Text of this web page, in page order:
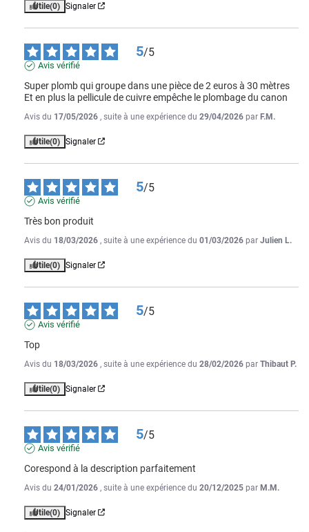
Utile(0) Signaler
5/5
Avis vérifié
Super plomb qui groupe dans une pièce de 2 euros à 30 mètres
Et en plus la pellicule de cuivre empêche le plombage du canon
Avis du 17/05/2026 , suite à une expérience du 29/04/2026 par F.M.
Utile(0) Signaler
5/5
Avis vérifié
Très bon produit
Avis du 18/03/2026 , suite à une expérience du 01/03/2026 par Julien L.
Utile(0) Signaler
5/5
Avis vérifié
Top
Avis du 18/03/2026 , suite à une expérience du 28/02/2026 par Thibaut P.
Utile(0) Signaler
5/5
Avis vérifié
Corespond à la description parfaitement
Avis du 24/01/2026 , suite à une expérience du 20/12/2025 par M.M.
Utile(0) Signaler